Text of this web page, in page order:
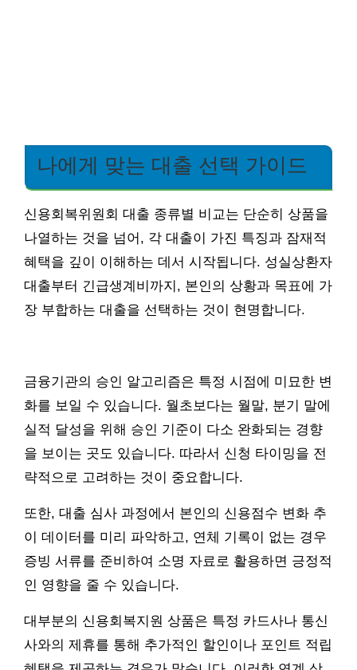
나에게 맞는 대출 선택 가이드
신용회복위원회 대출 종류별 비교는 단순히 상품을
나열하는 것을 넘어, 각 대출이 가진 특징과 잠재적
혜택을 깊이 이해하는 데서 시작됩니다. 성실상환자
대출부터 긴급생계비까지, 본인의 상황과 목표에 가
장 부합하는 대출을 선택하는 것이 현명합니다.
금융기관의 승인 알고리즘은 특정 시점에 미묘한 변
화를 보일 수 있습니다. 월초보다는 월말, 분기 말에
실적 달성을 위해 승인 기준이 다소 완화되는 경향
을 보이는 곳도 있습니다. 따라서 신청 타이밍을 전
략적으로 고려하는 것이 중요합니다.
또한, 대출 심사 과정에서 본인의 신용점수 변화 추
이 데이터를 미리 파악하고, 연체 기록이 없는 경우
증빙 서류를 준비하여 소명 자료로 활용하면 긍정적
인 영향을 줄 수 있습니다.
대부분의 신용회복지원 상품은 특정 카드사나 통신
사와의 제휴를 통해 추가적인 할인이나 포인트 적립